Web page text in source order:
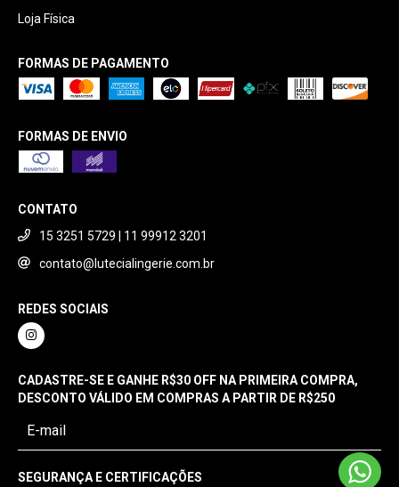
Loja Física
FORMAS DE PAGAMENTO
FORMAS DE ENVIO
CONTATO
15 3251 5729 | 11 99912 3201
contato@lutecialingerie.com.br
REDES SOCIAIS
CADASTRE-SE E GANHE R$30 OFF NA PRIMEIRA COMPRA,
DESCONTO VÁLIDO EM COMPRAS A PARTIR DE R$250
SEGURANÇA E CERTIFICAÇÕES